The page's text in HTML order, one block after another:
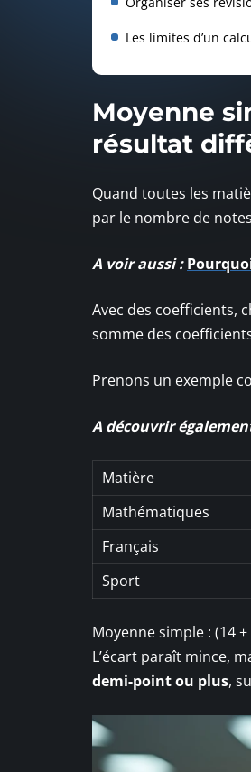
Les limites d’un
Moyenne
résultat
Quand toutes les
par le nombre de
A voir aussi :
Avec des coefficients,
somme des
Prenons un exemple
A découvrir
Matière
Mathématiques
Français
Sport
Moyenne simple : (14
L’écart paraît mince,
demi-point ou plus,